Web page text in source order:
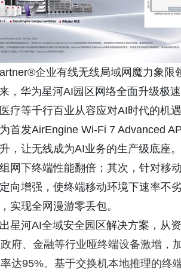
企业有线无线局域网魔力象限
，华为星河AI园区网络全面升级极
疗等千行百业从容应对AI时代的机
首发AirEngine Wi-Fi 7 Advanced
，让无线成为AI业务的生产级底座
网下终端性能翻倍；其次，针对移
向增强，使终端移动环境下速率不
实现全网漫游零丢包。
星河AI全域安全园区解决方案，从
府、金融等行业哑终端设备激增，
达95%。基于交换机本地推理的终